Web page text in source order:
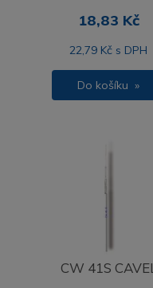
18,83 Kč
22,79 Kč s DPH
Do košíku »
CW 41S CAVEL